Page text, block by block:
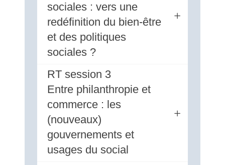
sociales : vers une
redéfinition du bien-être
et des politiques
sociales ?
RT session 3
Entre philanthropie et
commerce : les
(nouveaux)
gouvernements et
usages du social